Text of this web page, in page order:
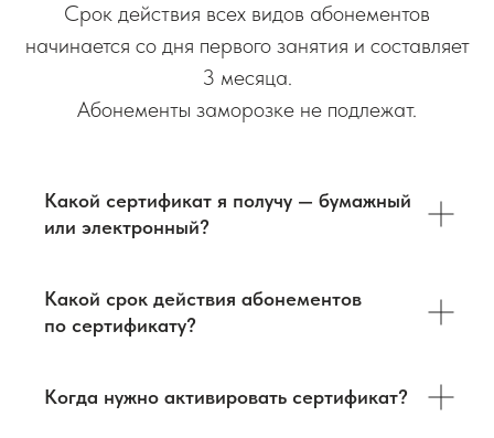
Срок действия всех видов абонементов
начинается со дня первого занятия и составляет
3 месяца.
Абонементы заморозке не подлежат.
Какой сертификат я получу — бумажный
или электронный?
Какой срок действия абонементов
по сертификату?
Когда нужно активировать сертификат?